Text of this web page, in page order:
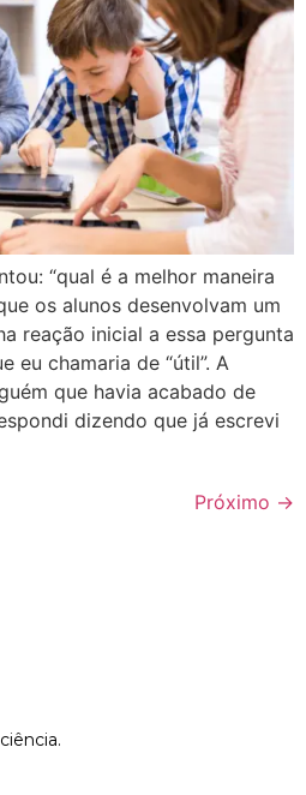
“qual é a melhor maneira
os alunos desenvolvam um
reação inicial a essa pergunta
eu chamaria de “útil”. A
que havia acabado de
dizendo que já escrevi
Próximo →